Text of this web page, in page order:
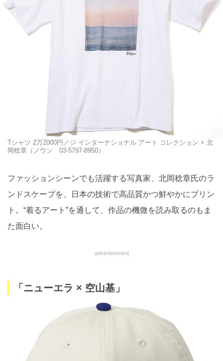
Tシャツ 2万2000円／ジ インターナショナル アート コレクション × 北
岡稔章（ノウン 03-5797-8950）
ファッションシーンでも活躍する写真家、北岡稔章氏のラ
ンドスケープを、日本の技術で高品質かつ鮮やかにプリン
ト。“着るアート”を通して、作品の機微を読み取るのもま
た面白い。
advertisement
「ニューエラ × 空山基」